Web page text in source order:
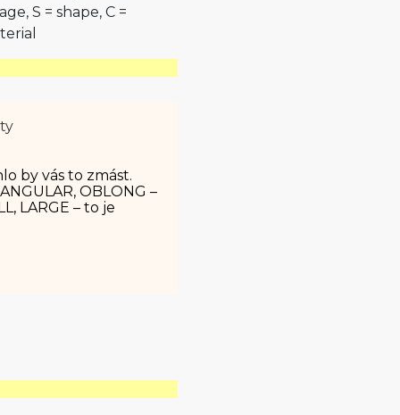
S = shape, C =
by vás to zmást.
OBLONG –
LARGE – to je